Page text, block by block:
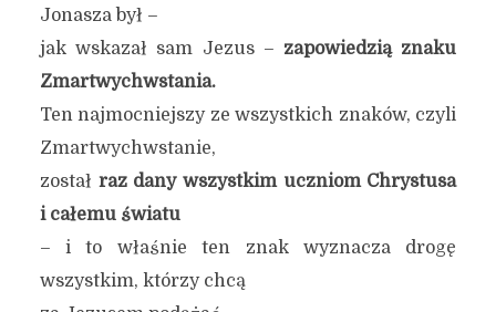
Jonasza był –
jak wskazał sam Jezus – zapowiedzią znaku
Zmartwychwstania.
Ten najmocniejszy ze wszystkich znaków, czyli
Zmartwychwstanie,
został raz dany wszystkim uczniom Chrystusa
i całemu światu
– i to właśnie ten znak wyznacza drogę
wszystkim, którzy chcą